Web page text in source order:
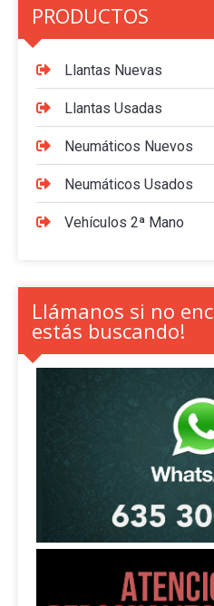
PRODUCTOS
Llantas Nuevas
Llantas Usadas
Neumáticos Nuevos
Neumáticos Usados
Vehículos 2ª Mano
Llámanos si no
estás buscando!